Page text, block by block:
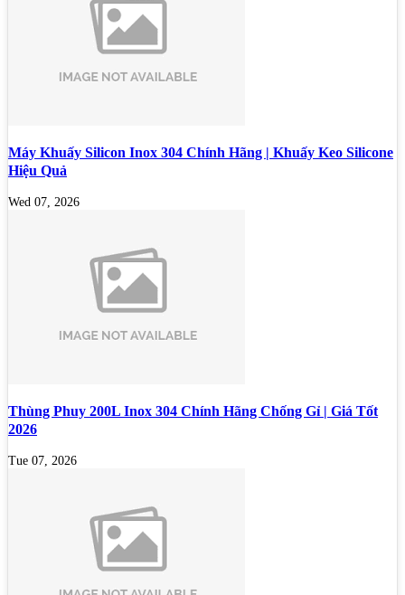
Máy Khuấy Silicon Inox 304 Chính Hãng | Khuấy Keo Silicone
Hiệu Quả
Wed 07, 2026
Thùng Phuy 200L Inox 304 Chính Hãng Chống Gỉ | Giá Tốt
2026
Tue 07, 2026